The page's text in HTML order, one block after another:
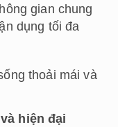
gian chung
dụng tối đa
thoải mái và
hiện đại